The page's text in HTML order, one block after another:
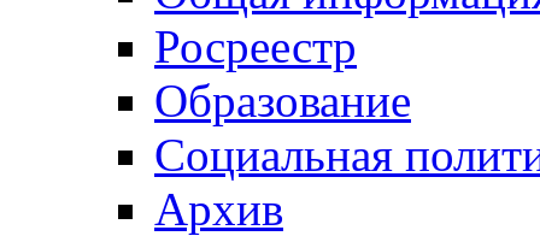
Росреестр
Образование
Социальная
Архив